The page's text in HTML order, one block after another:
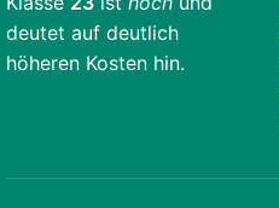
deutet auf deutlich
höheren Kosten hin.